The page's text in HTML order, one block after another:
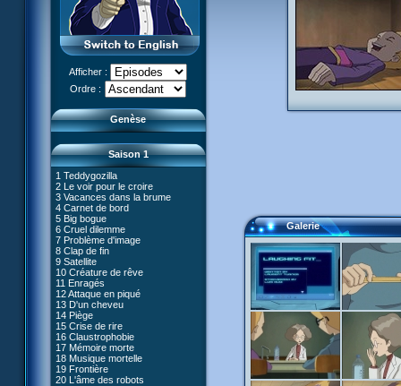
Afficher :
Ordre :
Genèse
Le réveil de XANA (Partie 1)
Le réveil de XANA (Partie 2)
Saison 1
1 Teddygozilla
2 Le voir pour le croire
3 Vacances dans la brume
4 Carnet de bord
5 Big bogue
6 Cruel dilemme
7 Problème d'image
8 Clap de fin
9 Satellite
10 Créature de rêve
11 Enragés
12 Attaque en piqué
13 D'un cheveu
14 Piège
15 Crise de rire
16 Claustrophobie
17 Mémoire morte
18 Musique mortelle
19 Frontière
20 L'âme des robots
27 Nouvelle donne
28 Terre inconnue
29 Exploration
30 Un grand jour
31 Mister Pück
32 Saint Valentin
33 Mix final
34 Chaînon manquant
35 Les jeux sont faits
36 Marabounta
37 Intérêt commun
38 Tentation
39 Mauvaise conduite
40 Contagion
41 Ultimatum
42 Désordre
43 Mon meilleur ennemi
66 Renaissance
67 Mauvaise réplique
68 Première partie
69 Double foyer
70 Skidbladnir
71 Premier voyage
72 Leçon de choses
73 Réplika
74 Je préfère ne pas en parler !
75 Corps céleste
76 Le lac
77 Torpilles virtuelles
78 Expérience
79 Arachnophobie
#01 - XANA 2.0
#02 - Cortex
#03 - Spectromania
#04 - Madame Einstein
#05 - Rivalité
#06 - Soupçons
#07 - Compte-à-rebours
#08 - Virus
Galerie